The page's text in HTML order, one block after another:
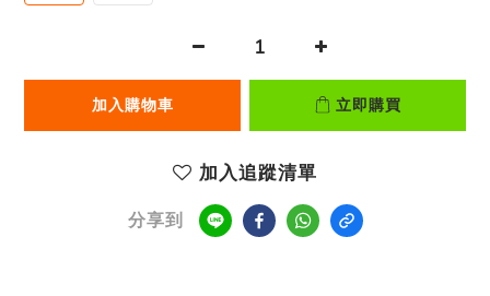
加入購物車 立即購買
加入追蹤清單
分享到